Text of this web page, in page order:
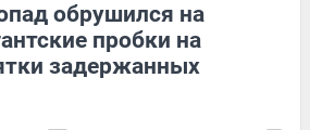
обрушился на
пробки на
задержанных